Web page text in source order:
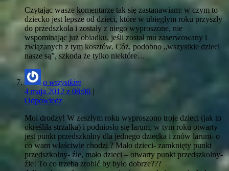
Czytając wasze komentarze tak się zastanawiam: w czym to
dziecko jest lepsze od dzieci, które w ubiegłym roku przyszły
do przedszkola i zostały z niego wyproszone, nie
wspominając już obiadku, jeśli został mu zaserwowany i
związanych z tym kosztów. Cóż, podobno „wszystkie dzieci
nasze są”, szkoda że tylko niektóre…
o wszystkim
4 maja 2012 z 08:06 |
Odpowiedz
Moi drodzy! W zeszłym roku wyproszono troje dzieci (jak to
określiła strzalka) i podniosło się larum, w tym roku otwarty
jest punkt przedszkolny dla jednego dziecka i znów larum- o
co wam właściwie chodzi ? Mało dzieci- zamknięty punkt
przedszkolny- źle, mało dzieci – otwarty punkt przedszkolny-
źle! To co trzeba zrobić by było dobrze???